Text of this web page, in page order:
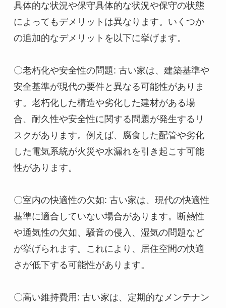
具体的な状況や保守具体的な状況や保守の状態
によってもデメリットは異なります。いくつか
の追加的なデメリットを以下に挙げます。
〇老朽化や安全性の問題: 古い家は、建築基準や
安全基準が現代の要件と異なる可能性がありま
す。老朽化した構造や劣化した建材がある場
合、耐久性や安全性に関する問題が発生するリ
スクがあります。例えば、腐食した配管や劣化
した電気系統が火災や水漏れを引き起こす可能
性があります。
〇室内の快適性の欠如: 古い家は、現代の快適性
基準に適合していない場合があります。断熱性
や通気性の欠如、騒音の侵入、湿気の問題など
が挙げられます。これにより、居住空間の快適
さが低下する可能性があります。
〇高い維持費用: 古い家は、定期的なメンテナン